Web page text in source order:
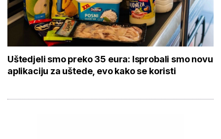
Uštedjeli smo preko 35 eura: Isprobali smo novu
aplikaciju za uštede, evo kako se koristi